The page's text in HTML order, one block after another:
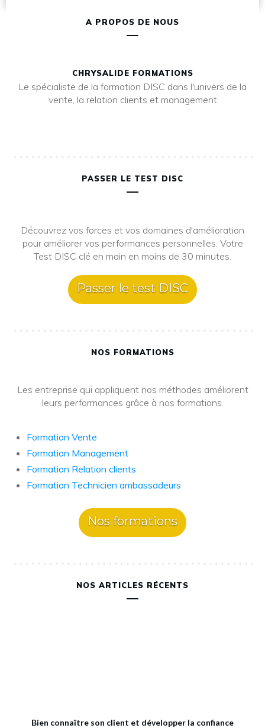
A PROPOS DE NOUS
CHRYSALIDE FORMATIONS
Le spécialiste de la formation DISC dans l'univers de la
vente, la relation clients et management
PASSER LE TEST DISC
Découvrez vos forces et vos domaines d'amélioration
pour améliorer vos performances personnelles. Votre
Test DISC clé en main en moins de 30 minutes.
Passer le test DISC
NOS FORMATIONS
Les entreprise qui appliquent nos méthodes améliorent
leurs performances grâce à nos formations.
Formation Vente
Formation Management
Formation Relation clients
Formation Technicien ambassadeurs
Nos formations
NOS ARTICLES RÉCENTS
Bien connaître son client et développer la confiance